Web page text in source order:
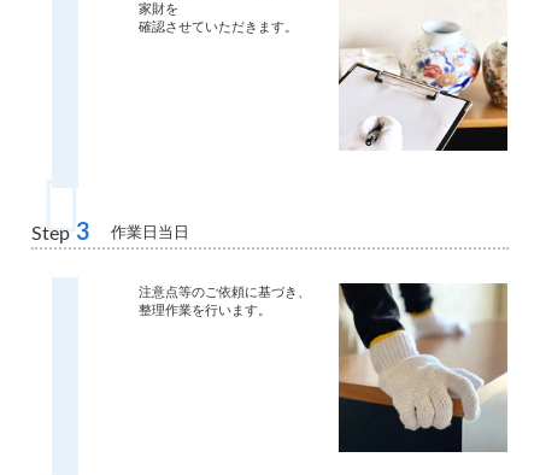
家財を
確認させていただきます。
Step 3 作業日当日
注意点等のご依頼に基づき、
整理作業を行います。